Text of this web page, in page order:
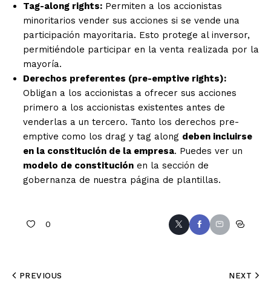
Tag-along rights: Permiten a los accionistas
minoritarios vender sus acciones si se vende una
participación mayoritaria. Esto protege al inversor,
permitiéndole participar en la venta realizada por la
mayoría.
Derechos preferentes (pre-emptive rights):
Obligan a los accionistas a ofrecer sus acciones
primero a los accionistas existentes antes de
venderlas a un tercero. Tanto los derechos pre-
emptive como los drag y tag along deben incluirse
en la constitución de la empresa. Puedes ver un
modelo de constitución en la sección de
gobernanza de nuestra página de plantillas.
0
PREVIOUS NEXT